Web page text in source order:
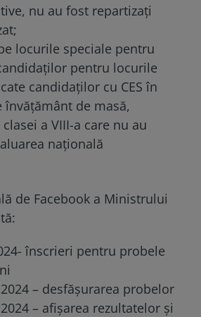
nu au fost repartizaţi
locurile speciale pentru
pentru locurile
candidaţilor cu CES în
învăţământ de masă,
a VIII-a care nu au
naţională
de Facebook a Ministrului
înscrieri pentru probele
– desfășurarea probelor
– afișarea rezultatelor și